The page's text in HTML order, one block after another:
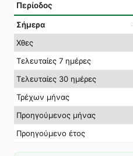
Περίοδος
Σήμερα
Χθες
Τελευταίες 7 ημέρες
Τελευταίες 30 ημέρες
Τρέχων μήνας
Προηγούμενος μήνας
Προηγούμενο έτος